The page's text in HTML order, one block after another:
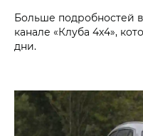
Больше подробностей
канале «Клуба 4х4»,
дни.